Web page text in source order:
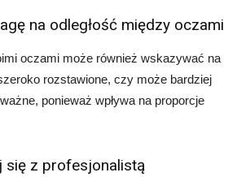
na odległość między oczami
oczami może również wskazywać na
rozstawione, czy może bardziej
ponieważ wpływa na proporcje
się z profesjonalistą